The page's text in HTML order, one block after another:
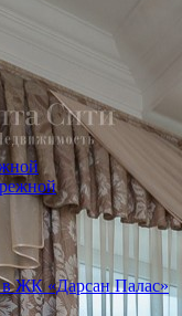
в ЖК «Дарсан Палас»